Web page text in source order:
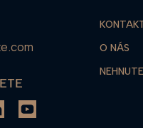
O NÁS